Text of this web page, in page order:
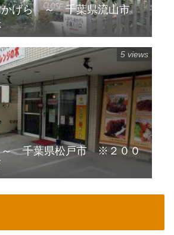
かげら ～ 千葉県流山市
千葉県松戸市 ※２００
5 views